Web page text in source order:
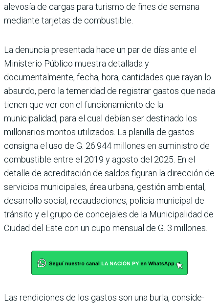
alevosía de car­gas para turismo de fines de semana
mediante tarjetas de combustible.
La denuncia presentada hace un par de días ante el
Ministe­rio Público muestra detallada y
documentalmente, fecha, hora, cantidades que rayan lo
absurdo, pero la temeridad de registrar gastos que nada
tie­nen que ver con el funciona­miento de la
municipalidad, para el cual debían ser destinado los
millonarios mon­tos utilizados. La planilla de gastos
consigna el uso de G. 26.944 millones en suminis­tro de
combustible entre el 2019 y agosto del 2025. En el
detalle de acreditación de saldos figuran la dirección de
servicios municipales, área urbana, gestión ambiental,
desarrollo social, recauda­ciones, policía municipal de
tránsito y el grupo de conce­jales de la Municipalidad de
Ciudad del Este con un cupo mensual de G. 3 millones.
Las rendiciones de los gas­tos son una burla, conside­